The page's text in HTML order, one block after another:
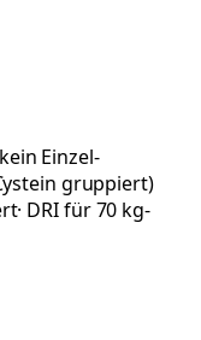
kein Einzel-
gruppiert)
· DRI für 70 kg-